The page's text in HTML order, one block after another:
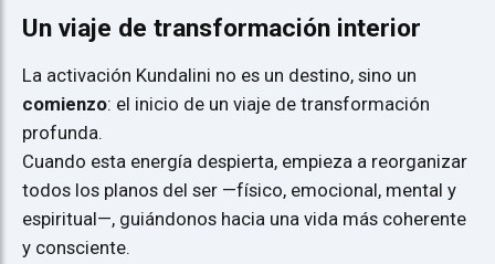
Un viaje de transformación interior
La activación Kundalini no es un destino, sino un
comienzo: el inicio de un viaje de transformación
profunda.
Cuando esta energía despierta, empieza a reorganizar
todos los planos del ser —físico, emocional, mental y
espiritual—, guiándonos hacia una vida más coherente
y consciente.